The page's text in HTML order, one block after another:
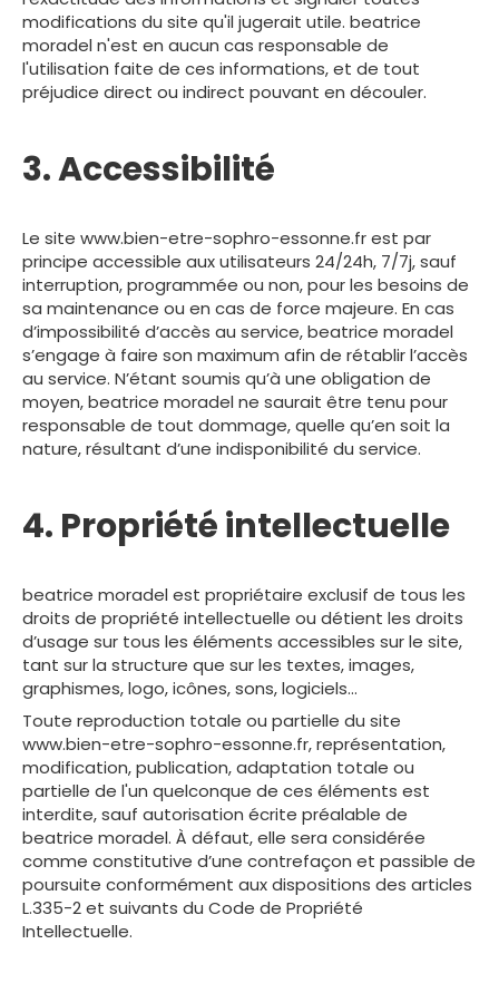
modifications du site qu'il jugerait utile. beatrice
moradel n'est en aucun cas responsable de
l'utilisation faite de ces informations, et de tout
préjudice direct ou indirect pouvant en découler.
3. Accessibilité
Le site www.bien-etre-sophro-essonne.fr est par
principe accessible aux utilisateurs 24/24h, 7/7j, sauf
interruption, programmée ou non, pour les besoins de
sa maintenance ou en cas de force majeure. En cas
d’impossibilité d’accès au service, beatrice moradel
s’engage à faire son maximum afin de rétablir l’accès
au service. N’étant soumis qu’à une obligation de
moyen, beatrice moradel ne saurait être tenu pour
responsable de tout dommage, quelle qu’en soit la
nature, résultant d’une indisponibilité du service.
4. Propriété intellectuelle
beatrice moradel est propriétaire exclusif de tous les
droits de propriété intellectuelle ou détient les droits
d’usage sur tous les éléments accessibles sur le site,
tant sur la structure que sur les textes, images,
graphismes, logo, icônes, sons, logiciels…
Toute reproduction totale ou partielle du site
www.bien-etre-sophro-essonne.fr, représentation,
modification, publication, adaptation totale ou
partielle de l'un quelconque de ces éléments est
interdite, sauf autorisation écrite préalable de
beatrice moradel. À défaut, elle sera considérée
comme constitutive d’une contrefaçon et passible de
poursuite conformément aux dispositions des articles
L.335-2 et suivants du Code de Propriété
Intellectuelle.